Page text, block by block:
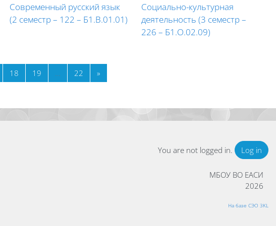
Современный русский язык
(2 семестр – 122 – Б1.В.01.01)
Социально-культурная
деятельность (3 семестр –
226 – Б1.О.02.09)
Page 17
18 Page 18
19 … 22 Page 22
»
You are not logged in. Log in
МБОУ ВО ЕАСИ
2026
На базе СЭО 3KL